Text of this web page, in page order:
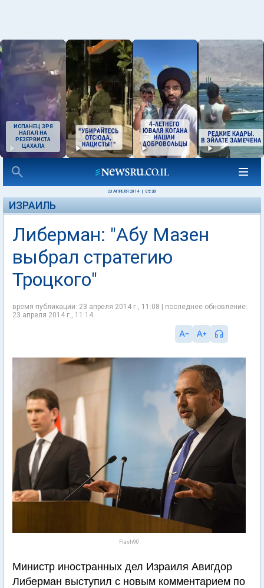
ИСПАНЕЦ ЗРЯ
НАПАЛ НА
РЕЗЕРВИСТА
ЦАХАЛА
23 АПРЕЛЯ 2014 05:30
ИЗРАИЛЬ
Либерман: "Абу Мазен
выбрал стратегию
Троцкого"
время публикации: 23 апреля 2014 г., 11:08 | последнее обновление:
23 апреля 2014 г., 11:14
Flash90
Министр иностранных дел Израиля Авигдор
Либерман выступил с новым комментарием по